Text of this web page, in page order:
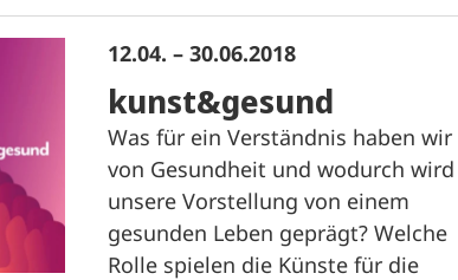
12.04. – 30.06.2018
kunst&gesund
Was für ein Verständnis haben wir
von Gesundheit und wodurch wird
unsere Vorstellung von einem
gesunden Leben geprägt? Welche
Rolle spielen die Künste für die